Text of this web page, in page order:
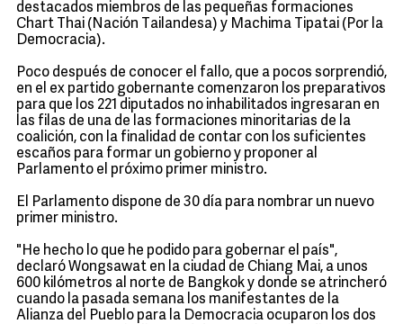
destacados miembros de las pequeñas formaciones
Chart Thai (Nación Tailandesa) y Machima Tipatai (Por la
Democracia).
Poco después de conocer el fallo, que a pocos sorprendió,
en el ex partido gobernante comenzaron los preparativos
para que los 221 diputados no inhabilitados ingresaran en
las filas de una de las formaciones minoritarias de la
coalición, con la finalidad de contar con los suficientes
escaños para formar un gobierno y proponer al
Parlamento el próximo primer ministro.
El Parlamento dispone de 30 día para nombrar un nuevo
primer ministro.
"He hecho lo que he podido para gobernar el país",
declaró Wongsawat en la ciudad de Chiang Mai, a unos
600 kilómetros al norte de Bangkok y donde se atrincheró
cuando la pasada semana los manifestantes de la
Alianza del Pueblo para la Democracia ocuparon los dos